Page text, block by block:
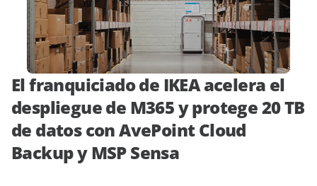
Obtener asesoramiento de
expertos
Solicitar una
demo
El franquiciado de IKEA acelera el
despliegue de M365 y protege 20 TB
de datos con AvePoint Cloud
Backup y MSP Sensa